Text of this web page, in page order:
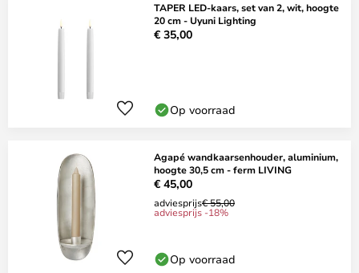
TAPER LED-kaars, set van 2, wit, hoogte
20 cm - Uyuni Lighting
€ 35,00
Op voorraad
Agapé wandkaarsenhouder, aluminium,
hoogte 30,5 cm - ferm LIVING
€ 45,00
adviesprijs€ 55,00
adviesprijs -18%
Op voorraad